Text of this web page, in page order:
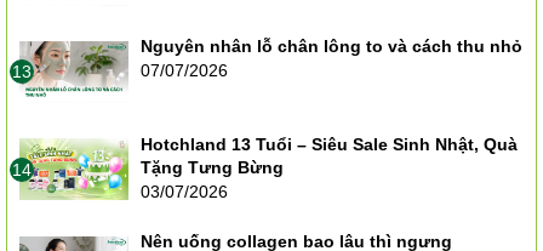
13
Nguyên nhân lỗ chân lông to và cách thu nhỏ
07/07/2026
14
Hotchland 13 Tuổi – Siêu Sale Sinh Nhật, Quà
Tặng Tưng Bừng
03/07/2026
Nên uống collagen bao lâu thì ngưng